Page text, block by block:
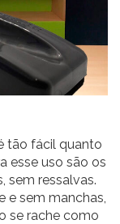
tão fácil quanto
esse uso são os
sem ressalvas.
sem manchas,
se rache como